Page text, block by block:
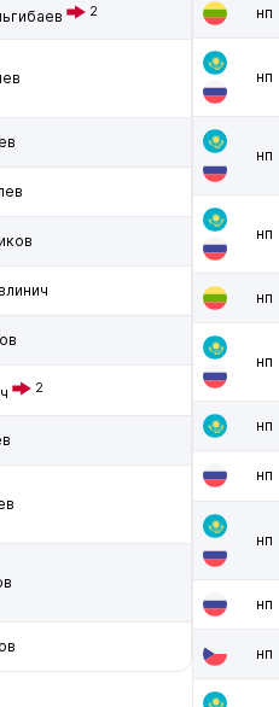
2
2
нп
нп
нп
нп
нп
нп
нп
нп
нп
нп
нп